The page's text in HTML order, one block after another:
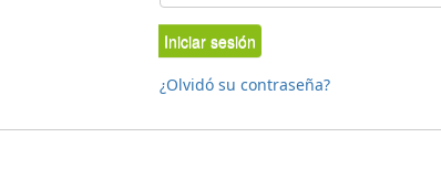
Iniciar sesión
¿Olvidó su contraseña?